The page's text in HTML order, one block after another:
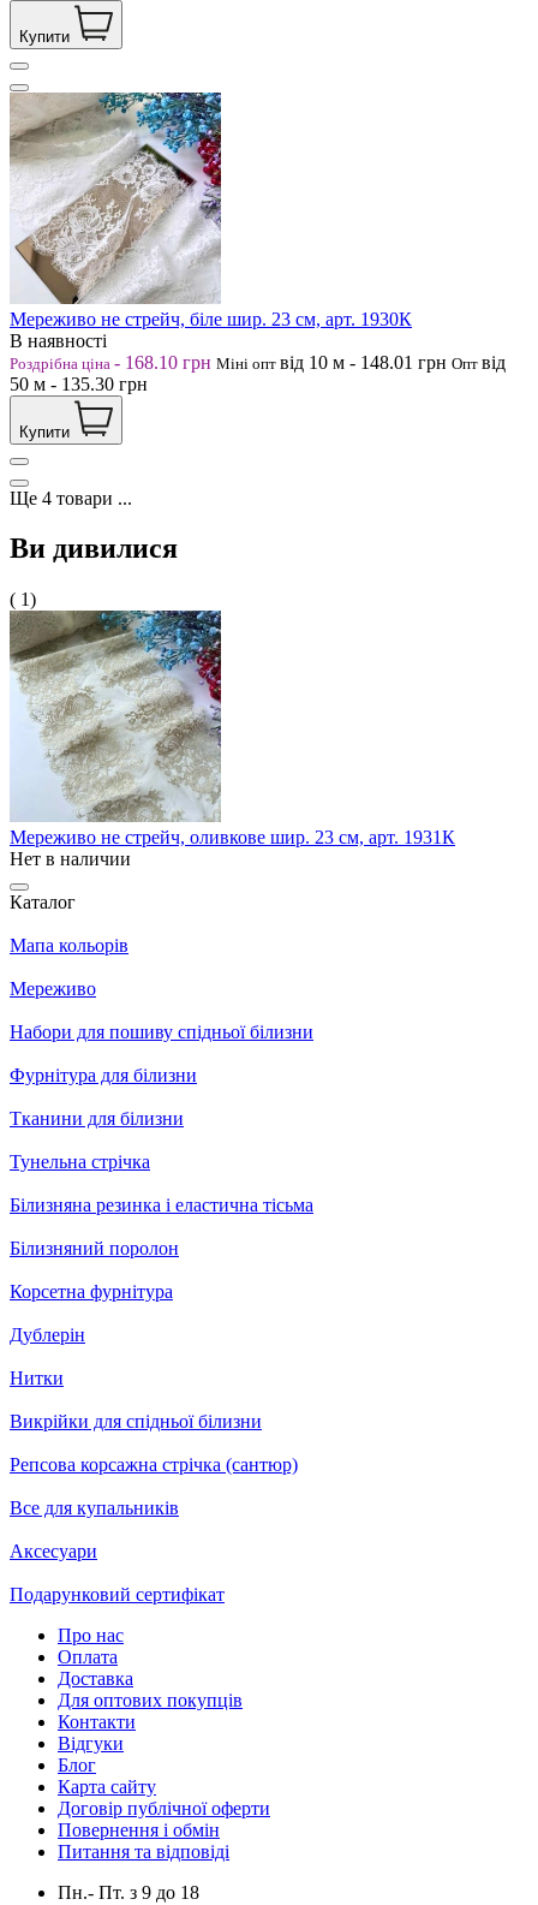
Купити
Мереживо не стрейч, біле шир. 23 см, арт. 1930К
В наявності
Роздрібна ціна - 168.10 грн Міні опт від 10 м - 148.01 грн Опт від
50 м - 135.30 грн
Купити
Ще 4 товари ...
Ви дивилися
( 1)
Мереживо не стрейч, оливкове шир. 23 см, арт. 1931К
Нет в наличии
Каталог
Мапа кольорів
Мереживо
Набори для пошиву спідньої білизни
Фурнітура для білизни
Тканини для білизни
Тунельна стрічка
Білизняна резинка і еластична тісьма
Білизняний поролон
Корсетна фурнітура
Дублерін
Нитки
Викрійки для спідньої білизни
Репсова корсажна стрічка (сантюр)
Все для купальників
Аксесуари
Подарунковий сертифікат
Про нас
Оплата
Доставка
Для оптових покупців
Контакти
Відгуки
Блог
Карта сайту
Договір публічної оферти
Повернення і обмін
Питання та відповіді
Пн.- Пт. з 9 до 18